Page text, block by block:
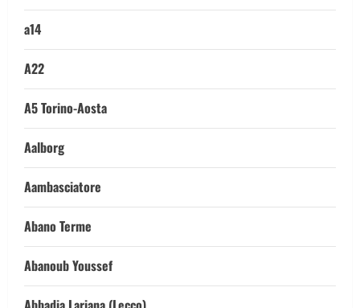
a14
A22
A5 Torino-Aosta
Aalborg
Aambasciatore
Abano Terme
Abanoub Youssef